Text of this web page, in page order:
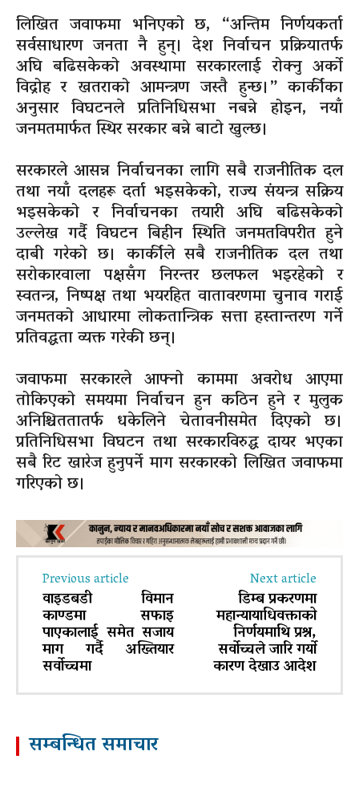
लिखित जवाफमा भनिएको छ, “अन्तिम निर्णयकर्ता
सर्वसाधारण जनता नै हुन्। देश निर्वाचन प्रक्रियातर्फ
अघि बढिसकेको अवस्थामा सरकारलाई रोक्नु अर्को
विद्रोह र खतराको आमन्त्रण जस्तै हुन्छ।” कार्कीका
अनुसार विघटनले प्रतिनिधिसभा नबन्ने होइन, नयाँ
जनमतमार्फत स्थिर सरकार बन्ने बाटो खुल्छ।
सरकारले आसन्न निर्वाचनका लागि सबै राजनीतिक दल
तथा नयाँ दलहरू दर्ता भइसकेको, राज्य संयन्त्र सक्रिय
भइसकेको र निर्वाचनका तयारी अघि बढिसकेको
उल्लेख गर्दै विघटन बिहीन स्थिति जनमतविपरीत हुने
दाबी गरेको छ। कार्कीले सबै राजनीतिक दल तथा
सरोकारवाला पक्षसँग निरन्तर छलफल भइरहेको र
स्वतन्त्र, निष्पक्ष तथा भयरहित वातावरणमा चुनाव गराई
जनमतको आधारमा लोकतान्त्रिक सत्ता हस्तान्तरण गर्ने
प्रतिवद्धता व्यक्त गरेकी छन्।
जवाफमा सरकारले आफ्नो काममा अवरोध आएमा
तोकिएको समयमा निर्वाचन हुन कठिन हुने र मुलुक
अनिश्चिततातर्फ धकेलिने चेतावनीसमेत दिएको छ।
प्रतिनिधिसभा विघटन तथा सरकारविरुद्ध दायर भएका
सबै रिट खारेज हुनुपर्ने माग सरकारको लिखित जवाफमा
गरिएको छ।
Previous article
वाइडबडी विमान
काण्डमा सफाइ
पाएकालाई समेत सजाय
माग गर्दै अख्तियार
सर्वोच्चमा
Next article
डिम्ब प्रकरणमा
महान्यायाधिवक्ताको
निर्णयमाथि प्रश्न,
सर्वोच्चले जारि गर्याे
कारण देखाउ आदेश
सम्बन्धित समाचार